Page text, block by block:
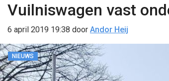
Vuilniswagen vast
6 april 2019 19:38 door Andor Heij
NIEUWS